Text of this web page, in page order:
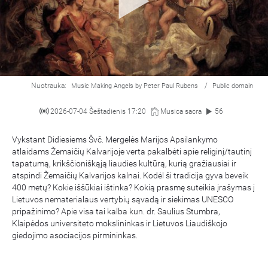
Nuotrauka: Music Making Angels by Peter Paul Rubens / Public domain
2026-07-04 Šeštadienis 17:20 Musica sacra 56
Vykstant Didiesiems Švč. Mergelės Marijos Apsilankymo
atlaidams Žemaičių Kalvarijoje verta pakalbėti apie religinį/tautinį
tapatumą, krikščioniškąją liaudies kultūrą, kurią gražiausiai ir
atspindi Žemaičių Kalvarijos kalnai. Kodėl ši tradicija gyva beveik
400 metų? Kokie iššūkiai ištinka? Kokią prasmę suteikia įrašymas į
Lietuvos nematerialaus vertybių sąvadą ir siekimas UNESCO
pripažinimo? Apie visa tai kalba kun. dr. Saulius Stumbra,
Klaipėdos universiteto mokslininkas ir Lietuvos Liaudiškojo
giedojimo asociacijos pirmininkas.